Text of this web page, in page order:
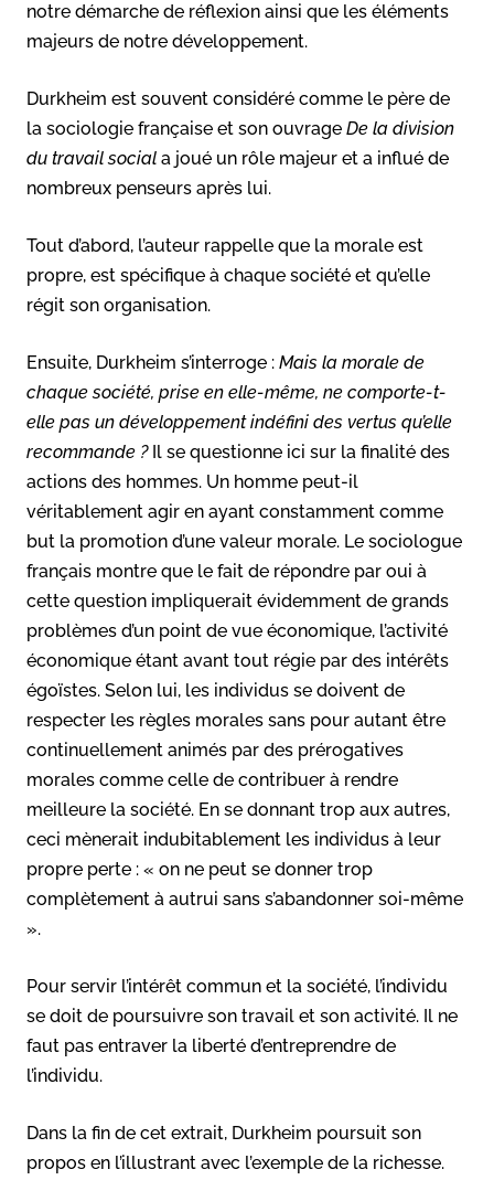
notre démarche de réflexion ainsi que les éléments
majeurs de notre développement.
Durkheim est souvent considéré comme le père de
la sociologie française et son ouvrage De la division
du travail social a joué un rôle majeur et a influé de
nombreux penseurs après lui.
Tout d’abord, l’auteur rappelle que la morale est
propre, est spécifique à chaque société et qu’elle
régit son organisation.
Ensuite, Durkheim s’interroge : Mais la morale de
chaque société, prise en elle-même, ne comporte-t-
elle pas un développement indéfini des vertus qu’elle
recommande ?Il se questionne ici sur la finalité des
actions des hommes. Un homme peut-il
véritablement agir en ayant constamment comme
but la promotion d’une valeur morale. Le sociologue
français montre que le fait de répondre par oui à
cette question impliquerait évidemment de grands
problèmes d’un point de vue économique, l’activité
économique étant avant tout régie par des intérêts
égoïstes. Selon lui, les individus se doivent de
respecter les règles morales sans pour autant être
continuellement animés par des prérogatives
morales comme celle de contribuer à rendre
meilleure la société. En se donnant trop aux autres,
ceci mènerait indubitablement les individus à leur
propre perte : « on ne peut se donner trop
complètement à autrui sans s’abandonner soi-même
».
Pour servir l’intérêt commun et la société, l’individu
se doit de poursuivre son travail et son activité. Il ne
faut pas entraver la liberté d’entreprendre de
l’individu.
Dans la fin de cet extrait, Durkheim poursuit son
propos en l’illustrant avec l’exemple de la richesse.